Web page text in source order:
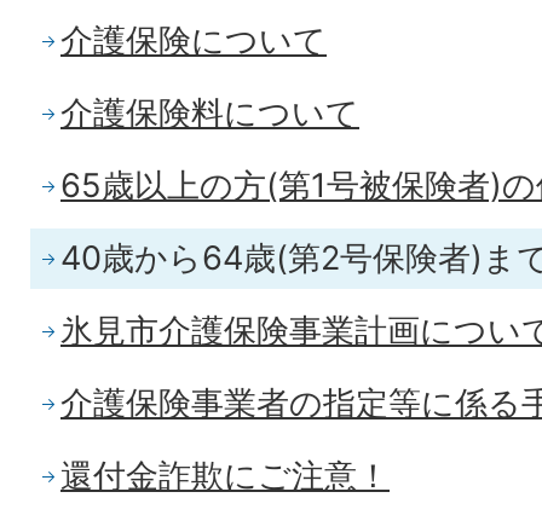
介護保険について
介護保険料について
65歳以上の方(第1号被保険者)
40歳から64歳(第2号保険者)ま
氷見市介護保険事業計画につい
介護保険事業者の指定等に係る
還付金詐欺にご注意！